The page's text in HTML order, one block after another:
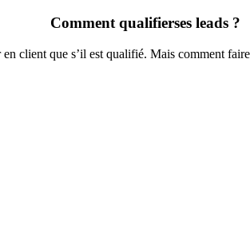
Comment qualifierses leads ?
client que s’il est qualifié. Mais comment